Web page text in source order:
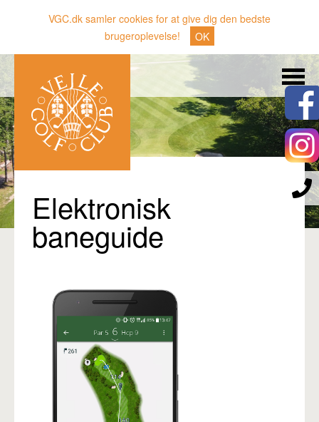
VGC.dk samler cookies for at give dig den bedste
brugeroplevelse!
OK
Nyheder
Klubben
Gæster
Sporten
Den lille Kok
Elektronisk
baneguide